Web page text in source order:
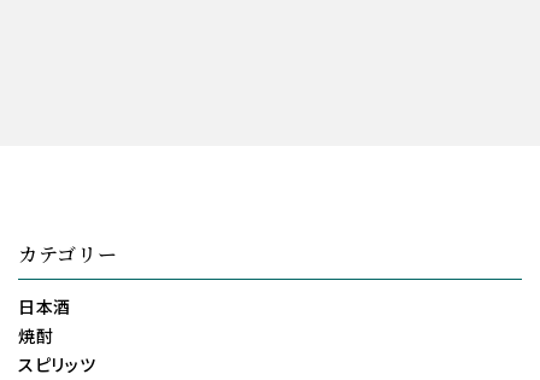
カテゴリー
日本酒
焼酎
スピリッツ